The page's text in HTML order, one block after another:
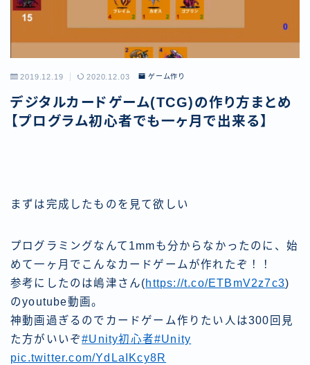
2019.12.19 2020.12.03 ゲーム作り
デジタルカードゲーム(TCG)の作り方まとめ
【プログラム初心者でも一ヶ月で出来る】
まずは完成したものを見て欲しい
プログラミングなんて1mmも分からなかったのに、始
めて一ヶ月でこんなカードゲームが作れたぞ！！
参考にしたのは嶋津さん(https://t.co/ETBmV2z7c3)
のyoutube動画。
神動画過ぎるのでカードゲーム作りたい人は300回見
た方がいいぞ#Unity初心者#Unity
pic.twitter.com/YdLaIKcy8R